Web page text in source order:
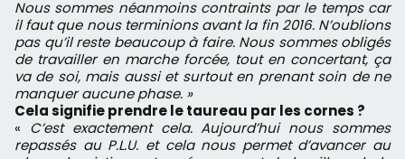
Nous sommes néanmoins contraints par le temps car
il faut que nous terminions avant la fin 2016. N’oublions
pas qu’il reste beaucoup à faire. Nous sommes obligés
de travailler en marche forcée, tout en concertant, ça
va de soi, mais aussi et surtout en prenant soin de ne
manquer aucune phase. »
Cela signifie prendre le taureau par les cornes ?
« C’est exactement cela. Aujourd’hui nous sommes
repassés au P.L.U. et cela nous permet d’avancer au